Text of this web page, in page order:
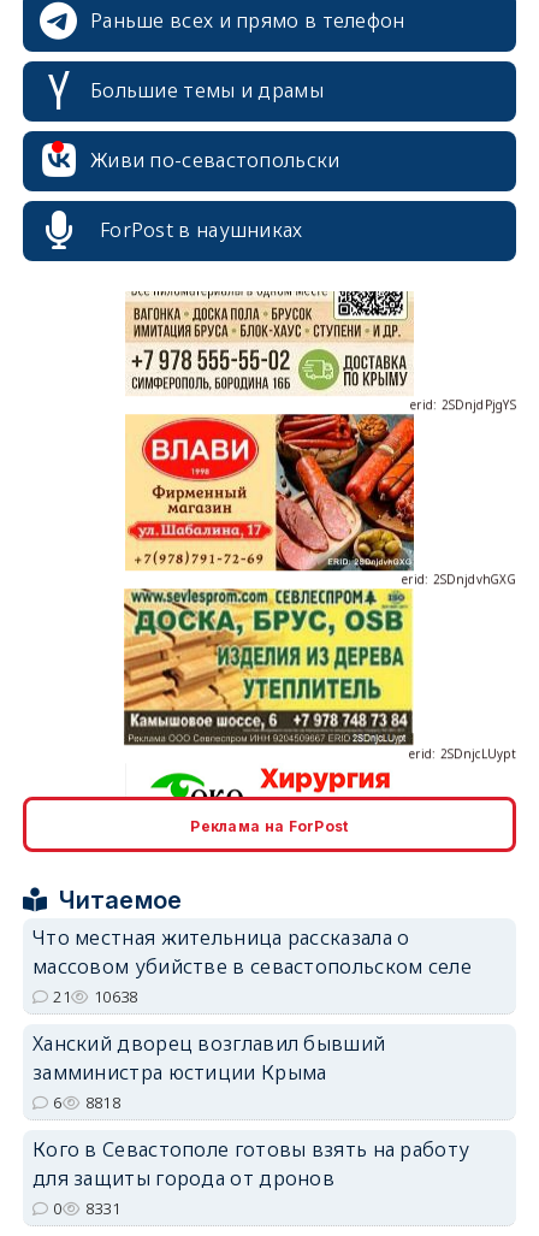
Раньше всех и прямо в телефон
Большие темы и драмы
Живи по-севастопольски
ForPost в наушниках
erid: 2SDnjdPjgYS
erid: 2SDnjdvhGXG
erid: 2SDnjcrDNw6
Реклама на ForPost
Читаемое
Что местная жительница рассказала о
массовом убийстве в севастопольском селе
21 10638
Ханский дворец возглавил бывший
замминистра юстиции Крыма
6 8818
Кого в Севастополе готовы взять на работу
для защиты города от дронов
0 8331